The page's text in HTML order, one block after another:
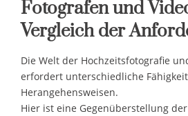
Fotografen und
Vergleich der
Die Welt der Hochzeitsfotografie
erfordert unterschiedliche
Herangehensweisen.
Hier ist eine Gegenüberstellung